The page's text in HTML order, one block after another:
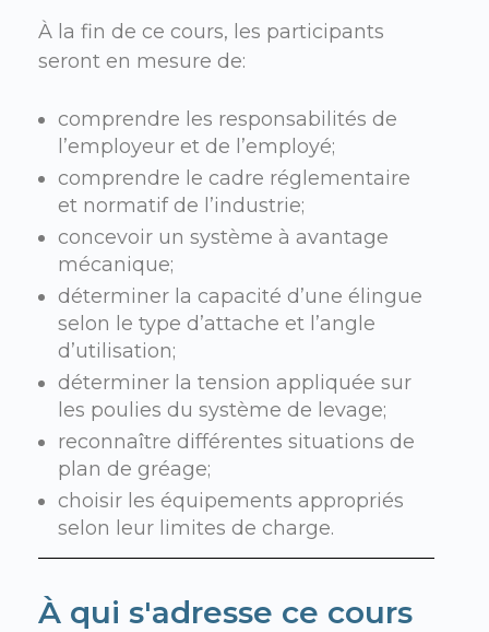
À la fin de ce cours, les participants
seront en mesure de:
comprendre les responsabilités de
l’employeur et de l’employé;
comprendre le cadre réglementaire
et normatif de l’industrie;
concevoir un système à avantage
mécanique;
déterminer la capacité d’une élingue
selon le type d’attache et l’angle
d’utilisation;
déterminer la tension appliquée sur
les poulies du système de levage;
reconnaître différentes situations de
plan de gréage;
choisir les équipements appropriés
selon leur limites de charge.
À qui s'adresse ce cours